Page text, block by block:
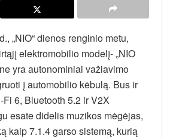
„NIO“ dienos renginio metu,
elektromobilio modelį- „NIO
yra autonominiai važiavimo
į automobilio kėbulą. Bus ir
6, Bluetooth 5.2 ir V2X
esate didelis muzikos mėgėjas,
kaip 7.1.4 garso sistemą, kurią